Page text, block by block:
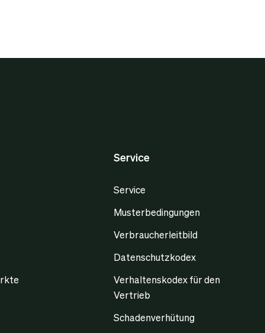
Service
Service
Musterbedingungen
Verbraucherleitbild
Datenschutzkodex
Verhaltenskodex für den
Vertrieb
Schadenverhütung